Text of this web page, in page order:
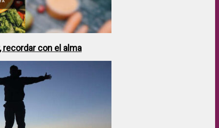
recordar con el alma